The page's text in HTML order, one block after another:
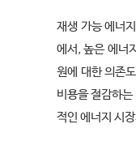
재생 가능 에너
에서, 높은 에너
원에 대한 의존
비용을 절감하
적인 에너지 시